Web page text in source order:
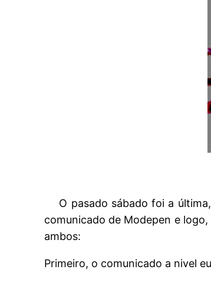
O pasado sábado foi a
comunicado de Modepen e
ambos:
Primeiro, o comunicado a nivel